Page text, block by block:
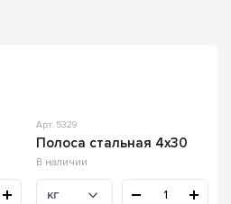
Арт. 5329
Полоса стальная 4х30
В наличии
кг